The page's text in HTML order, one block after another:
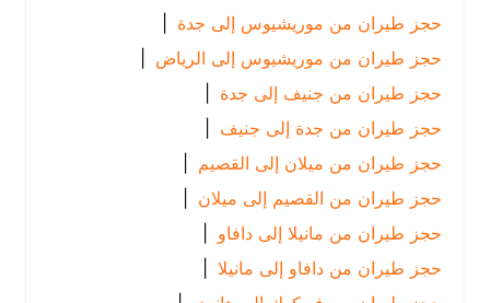
حجز طيران من موريشيوس إلى جدة
حجز طيران من موريشيوس إلى الرياض
|
حجز طيران من جنيف إلى جدة
حجز طيران من جدة إلى جنيف |
حجز طيران من ميلان إلى القصيم |
حجز طيران من القصيم إلى ميلان |
حجز طيران من مانيلا إلى دافاو
|
حجز طيران من دافاو إلى مانيلا |